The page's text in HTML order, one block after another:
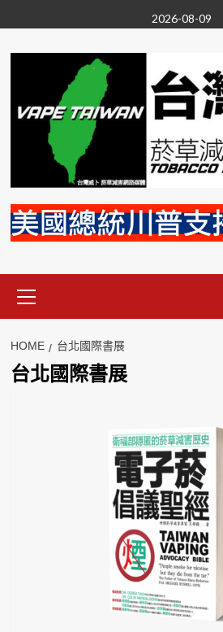
to
content
2026-08-09
Menu
HOME 台北國際書展
台北國際書展